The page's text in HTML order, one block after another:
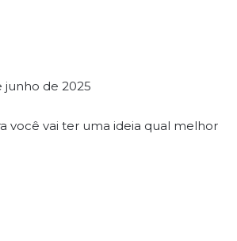
junho de 2025
você vai ter uma ideia qual melhor